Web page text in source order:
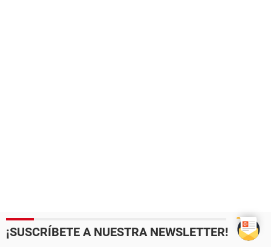
¡SUSCRÍBETE A NUESTRA NEWSLETTER!